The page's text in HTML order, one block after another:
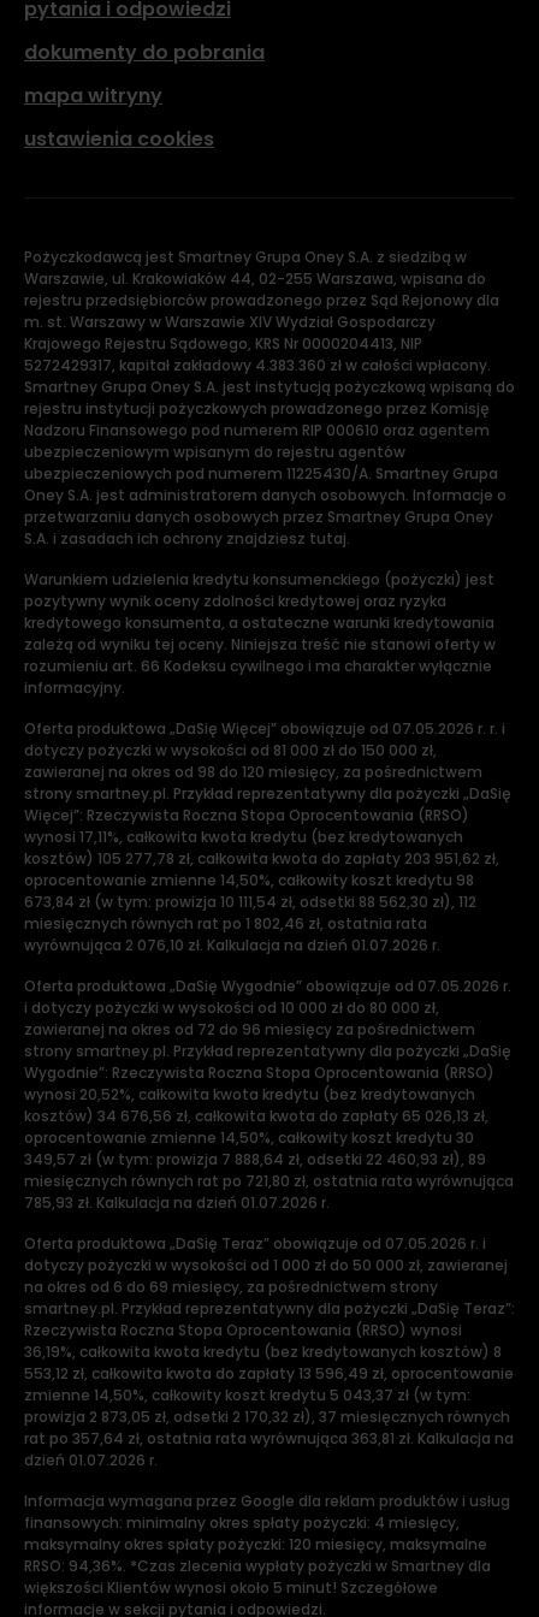
pytania i odpowiedzi
dokumenty do pobrania
mapa witryny
ustawienia cookies
Pożyczkodawcą jest Smartney Grupa Oney S.A. z siedzibą w
Warszawie, ul. Krakowiaków 44, 02-255 Warszawa, wpisana do
rejestru przedsiębiorców prowadzonego przez Sąd Rejonowy dla
m. st. Warszawy w Warszawie XIV Wydział Gospodarczy
Krajowego Rejestru Sądowego, KRS Nr 0000204413, NIP
5272429317, kapitał zakładowy 4.383.360 zł w całości wpłacony.
Smartney Grupa Oney S.A. jest instytucją pożyczkową wpisaną do
rejestru instytucji pożyczkowych prowadzonego przez Komisję
Nadzoru Finansowego pod numerem RIP 000610 oraz agentem
ubezpieczeniowym wpisanym do rejestru agentów
ubezpieczeniowych pod numerem 11225430/A. Smartney Grupa
Oney S.A. jest administratorem danych osobowych. Informacje o
przetwarzaniu danych osobowych przez Smartney Grupa Oney
S.A. i zasadach ich ochrony znajdziesz tutaj.
Warunkiem udzielenia kredytu konsumenckiego (pożyczki) jest
pozytywny wynik oceny zdolności kredytowej oraz ryzyka
kredytowego konsumenta, a ostateczne warunki kredytowania
zależą od wyniku tej oceny. Niniejsza treść nie stanowi oferty w
rozumieniu art. 66 Kodeksu cywilnego i ma charakter wyłącznie
informacyjny.
Oferta produktowa „DaSię Więcej” obowiązuje od 07.05.2026 r. r. i
dotyczy pożyczki w wysokości od 81 000 zł do 150 000 zł,
zawieranej na okres od 98 do 120 miesięcy, za pośrednictwem
strony smartney.pl. Przykład reprezentatywny dla pożyczki „DaSię
Więcej”: Rzeczywista Roczna Stopa Oprocentowania (RRSO)
wynosi 17,11%, całkowita kwota kredytu (bez kredytowanych
kosztów) 105 277,78 zł, całkowita kwota do zapłaty 203 951,62 zł,
oprocentowanie zmienne 14,50%, całkowity koszt kredytu 98
673,84 zł (w tym: prowizja 10 111,54 zł, odsetki 88 562,30 zł), 112
miesięcznych równych rat po 1 802,46 zł, ostatnia rata
wyrównująca 2 076,10 zł. Kalkulacja na dzień 01.07.2026 r.
Oferta produktowa „DaSię Wygodnie” obowiązuje od 07.05.2026 r.
i dotyczy pożyczki w wysokości od 10 000 zł do 80 000 zł,
zawieranej na okres od 72 do 96 miesięcy za pośrednictwem
strony smartney.pl. Przykład reprezentatywny dla pożyczki „DaSię
Wygodnie”: Rzeczywista Roczna Stopa Oprocentowania (RRSO)
wynosi 20,52%, całkowita kwota kredytu (bez kredytowanych
kosztów) 34 676,56 zł, całkowita kwota do zapłaty 65 026,13 zł,
oprocentowanie zmienne 14,50%, całkowity koszt kredytu 30
349,57 zł (w tym: prowizja 7 888,64 zł, odsetki 22 460,93 zł), 89
miesięcznych równych rat po 721,80 zł, ostatnia rata wyrównująca
785,93 zł. Kalkulacja na dzień 01.07.2026 r.
Oferta produktowa „DaSię Teraz” obowiązuje od 07.05.2026 r. i
dotyczy pożyczki w wysokości od 1 000 zł do 50 000 zł, zawieranej
na okres od 6 do 69 miesięcy, za pośrednictwem strony
smartney.pl. Przykład reprezentatywny dla pożyczki „DaSię Teraz”:
Rzeczywista Roczna Stopa Oprocentowania (RRSO) wynosi
36,19%, całkowita kwota kredytu (bez kredytowanych kosztów) 8
553,12 zł, całkowita kwota do zapłaty 13 596,49 zł, oprocentowanie
zmienne 14,50%, całkowity koszt kredytu 5 043,37 zł (w tym:
prowizja 2 873,05 zł, odsetki 2 170,32 zł), 37 miesięcznych równych
rat po 357,64 zł, ostatnia rata wyrównująca 363,81 zł. Kalkulacja na
dzień 01.07.2026 r.
Informacja wymagana przez Google dla reklam produktów i usług
finansowych: minimalny okres spłaty pożyczki: 4 miesięcy,
maksymalny okres spłaty pożyczki: 120 miesięcy, maksymalne
RRSO: 94,36%. *Czas zlecenia wypłaty pożyczki w Smartney dla
większości Klientów wynosi około 5 minut! Szczegółowe
informacje w sekcji pytania i odpowiedzi.